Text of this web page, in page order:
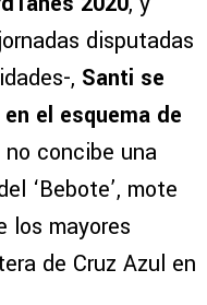
2020, y
disputadas
, Santi se
el esquema de
no concibe una
‘Bebote’, mote